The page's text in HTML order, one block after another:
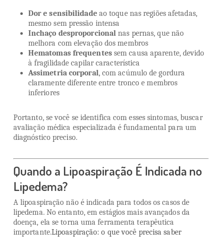
Dor e sensibilidadeao toque nas regiões afetadas,
mesmo sem pressão intensa
Inchaço desproporcional nas pernas, que não
melhora com elevação dos membros
Hematomas frequentessem causa aparente, devido
à fragilidade capilar característica
Assimetria corporal, com acúmulo de gordura
claramente diferente entre tronco e membros
inferiores
Portanto, se você se identifica com esses sintomas, buscar
avaliação médica especializada é fundamental para um
diagnóstico preciso.
Quando a Lipoaspiração É Indicada no
Lipedema?
A lipoaspiração não é indicada para todos os casos de
lipedema. No entanto, em estágios mais avançados da
doença, ela se torna uma ferramenta terapêutica
importante.Lipoaspiração: o que você precisa saber